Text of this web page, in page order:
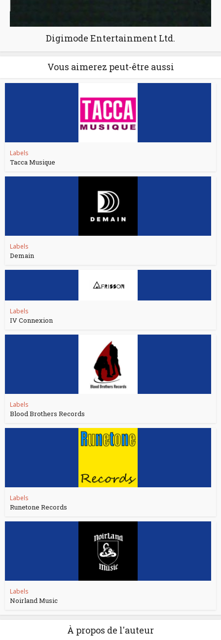
Digimode Entertainment Ltd.
Vous aimerez peut-être aussi
Labels
Tacca Musique
Labels
Demain
Labels
IV Connexion
Labels
Blood Brothers Records
Labels
Runetone Records
Labels
Noirland Music
À propos de l'auteur